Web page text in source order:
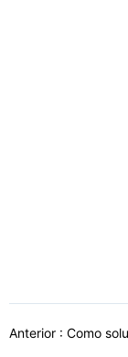
Anterior : Como